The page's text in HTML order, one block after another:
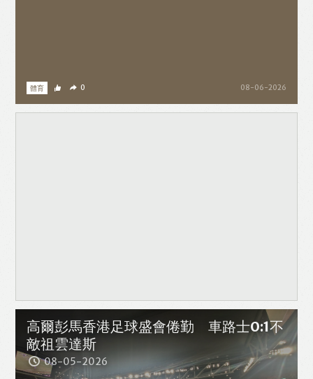
體育 08-06-2026
0
高爾彭馬香港足球盛會倦勤 車路士0:1不
敵祖雲達斯
08-05-2026